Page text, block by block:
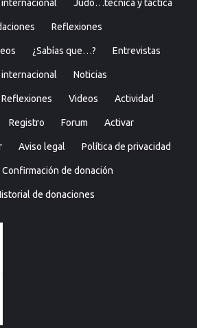
Judo…técnica y táctica
Reflexiones
¿Sabías que…? Entrevistas
Noticias
Reflexiones Videos Actividad
Registro Forum Activar
Aviso legal Política de privacidad
Confirmación de donación
de donaciones